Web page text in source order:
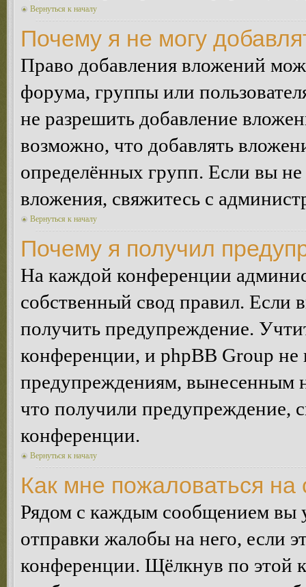
Вернуться к началу
Почему я не могу
Право добавления вложений
форума, группы или
не разрешить добавление
возможно, что добавлять
определённых групп. Если вы не
вложения, свяжитесь с
Вернуться к началу
Почему я получил
На каждой конференции
собственный свод правил.
получить предупреждение.
конференции, и phpBB Group не
предупреждениям, вынесенным
что получили предупреждение,
конференции.
Вернуться к началу
Как мне пожаловаться
Рядом с каждым сообщением вы
отправки жалобы на него, если
конференции. Щёлкнув по этой